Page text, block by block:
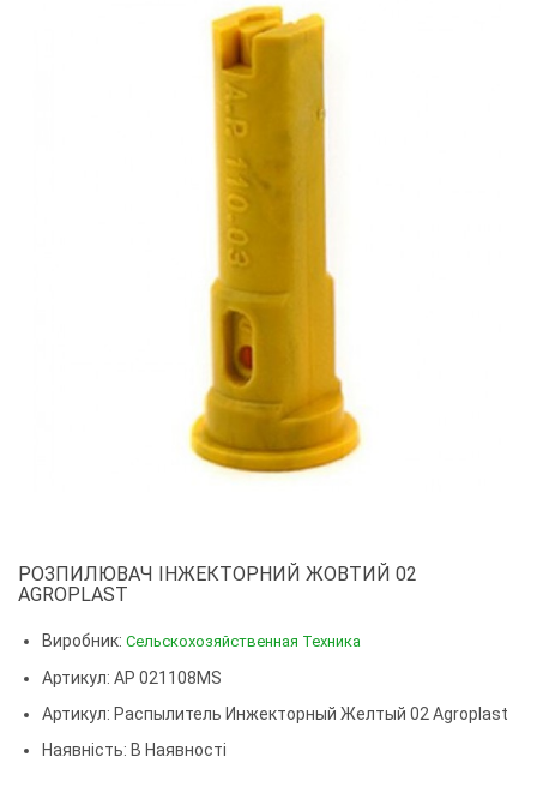
РОЗПИЛЮВАЧ ІНЖЕКТОРНИЙ ЖОВТИЙ 02
AGROPLAST
Виробник: Сельскохозяйственная Техника
Артикул: AP 021108MS
Артикул: Распылитель Инжекторный Желтый 02 Agroplast
Наявність: В Наявності